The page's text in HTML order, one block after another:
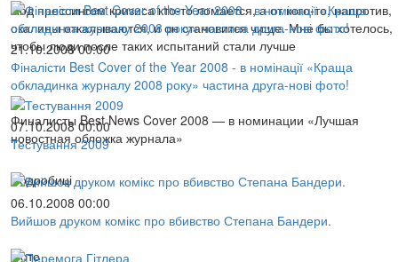
Под прессингом кризиса кто-то ломается, а от кого-то, напротив,
окалины откалываются, и он становится чище. Мне бы хотелось,
чтобы люди после таких испытаний стали лучше
21.10.2008 00:00
Фіналісти Best Cover of the Year 2008 - в номінації «Краща
обкладинка журналу 2008 року» частина друга-нові фото!
Финалисты Best News Cover 2008 — в номинации «Лучшая
новостная обложка журнала»
07.10.2008 00:00
Тестування 2009
Подробиці
06.10.2008 00:00
Вийшов друком комікс про вбивство Степана Бандери.
Фото